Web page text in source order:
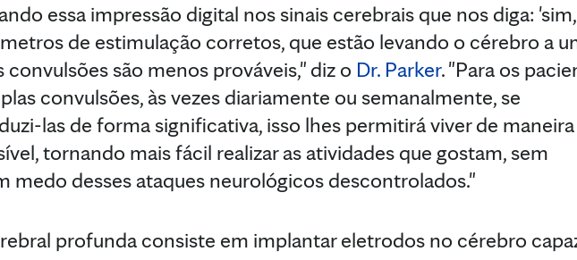
essa impressão digital nos sinais cerebrais que nos diga: 'sim,
de estimulação corretos, que estão levando o cérebro a
convulsões são menos prováveis," diz o Dr. Parker. "Para os
convulsões, às vezes diariamente ou semanalmente, se
las de forma significativa, isso lhes permitirá viver de maneira
tornando mais fácil realizar as atividades que gostam, sem
medo desses ataques neurológicos descontrolados."
profunda consiste em implantar eletrodos no cérebro